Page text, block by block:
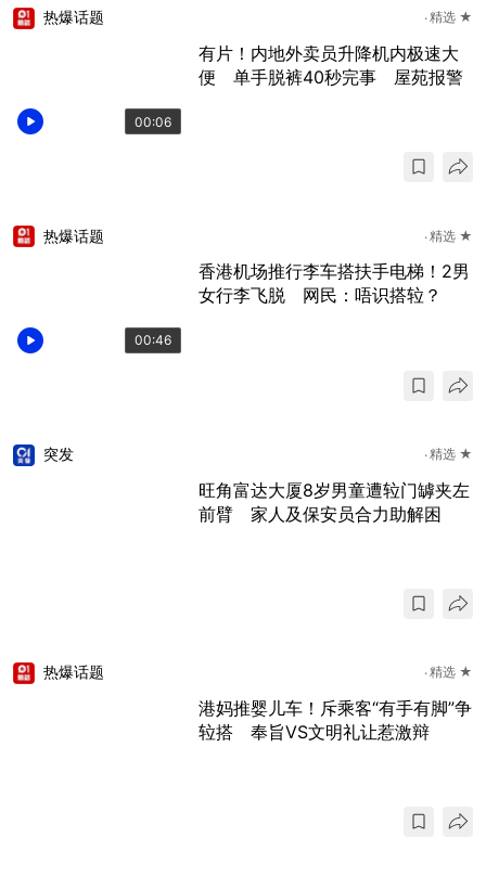
00:06
热爆话题 精选 ★
有片！内地外卖员升降机内极速大
便 单手脱裤40秒完事 屋苑报警
00:46
热爆话题 精选 ★
香港机场推行李车搭扶手电梯！2男
女行李飞脱 网民：唔识搭䢂？
突发 精选 ★
旺角富达大厦8岁男童遭䢂门罅夹左
前臂 家人及保安员合力助解困
热爆话题 精选 ★
港妈推婴儿车！斥乘客“有手有脚”争
䢂搭 奉旨VS文明礼让惹激辩